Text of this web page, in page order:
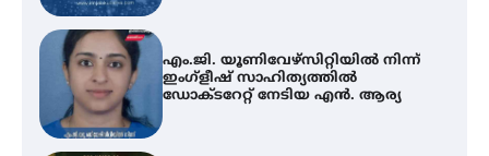
ട്യുണീഷ്യൻ ചിത്രം ” ദി വോയിസ്
ഓഫ് ഹിന്ദ് റജബ് ” ഇരിങ്ങാലക്കുട
ഫിലിം സൊസൈറ്റി ആഗസ്റ്റ് 7
വെള്ളിയാഴ്ച സ്‌ക്രീൻ ചെയ്യുന്നു